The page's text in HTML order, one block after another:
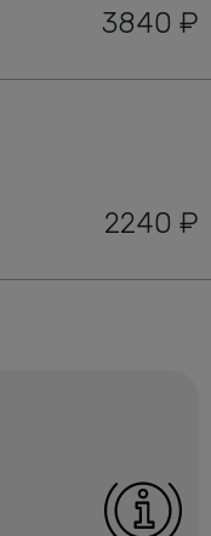
3840 ₽
2240 ₽